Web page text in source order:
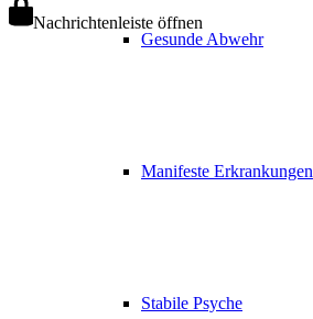
Gesunde Abwehr
Manifeste Erkrankungen
Stabile Psyche
Nachrichtenleiste öffnen